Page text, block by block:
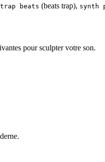
trap beats (beats trap), synth
pour sculpter votre son.